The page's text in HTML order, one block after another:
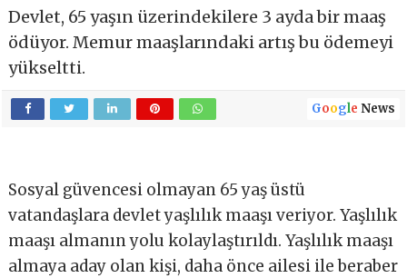
Devlet, 65 yaşın üzerindekilere 3 ayda bir maaş
ödüyor. Memur maaşlarındaki artış bu ödemeyi
yükseltti.
Google News
Sosyal güvencesi olmayan 65 yaş üstü
vatandaşlara devlet yaşlılık maaşı veriyor. Yaşlılık
maaşı almanın yolu kolaylaştırıldı. Yaşlılık maaşı
almaya aday olan kişi, daha önce ailesi ile beraber